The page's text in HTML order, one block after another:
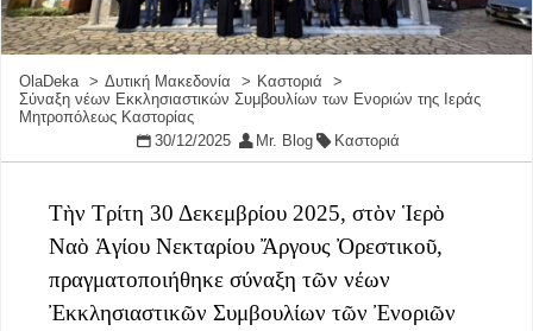
OlaDeka Δυτική Μακεδονία
Καστοριά
Σύναξη νέων Εκκλησιαστικών Συμβουλίων των Ενοριών της Ιεράς
Μητροπόλεως Καστορίας
30/12/2025
Mr. Blog Καστοριά
Τὴν Τρίτη 30 Δεκεμβρίου 2025, στὸν Ἱερὸ
Ναὸ Ἁγίου Νεκταρίου Ἄργους Ὀρεστικοῦ,
πραγματοποιήθηκε σύναξη τῶν νέων
Ἐκκλησιαστικῶν Συμβουλίων τῶν Ἐνοριῶν